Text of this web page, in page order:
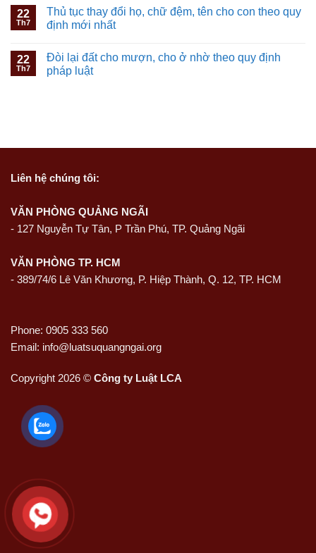
22
Th7
Thủ tục thay đổi họ, chữ đệm, tên cho con theo quy
định mới nhất
22
Th7
Đòi lại đất cho mượn, cho ở nhờ theo quy định
pháp luật
Liên hệ chúng tôi:
VĂN PHÒNG QUẢNG NGÃI
- 127 Nguyễn Tự Tân, P Trần Phú, TP. Quảng Ngãi
VĂN PHÒNG TP. HCM
- 389/74/6 Lê Văn Khương, P. Hiệp Thành, Q. 12, TP. HCM
Phone: 0905 333 560
Email: info@luatsuquangngai.org
Copyright 2026 © Công ty Luật LCA